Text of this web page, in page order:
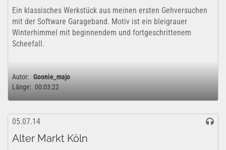
Ein klassisches Werkstück aus meinen ersten Gehversuchen
mit der Software Garageband. Motiv ist ein bleigrauer
Winterhimmel mit beginnendem und fortgeschrittenem
Scheefall.
Autor: Goonie_majo
Länge: 00:03:22
05.07.14
Alter Markt Köln